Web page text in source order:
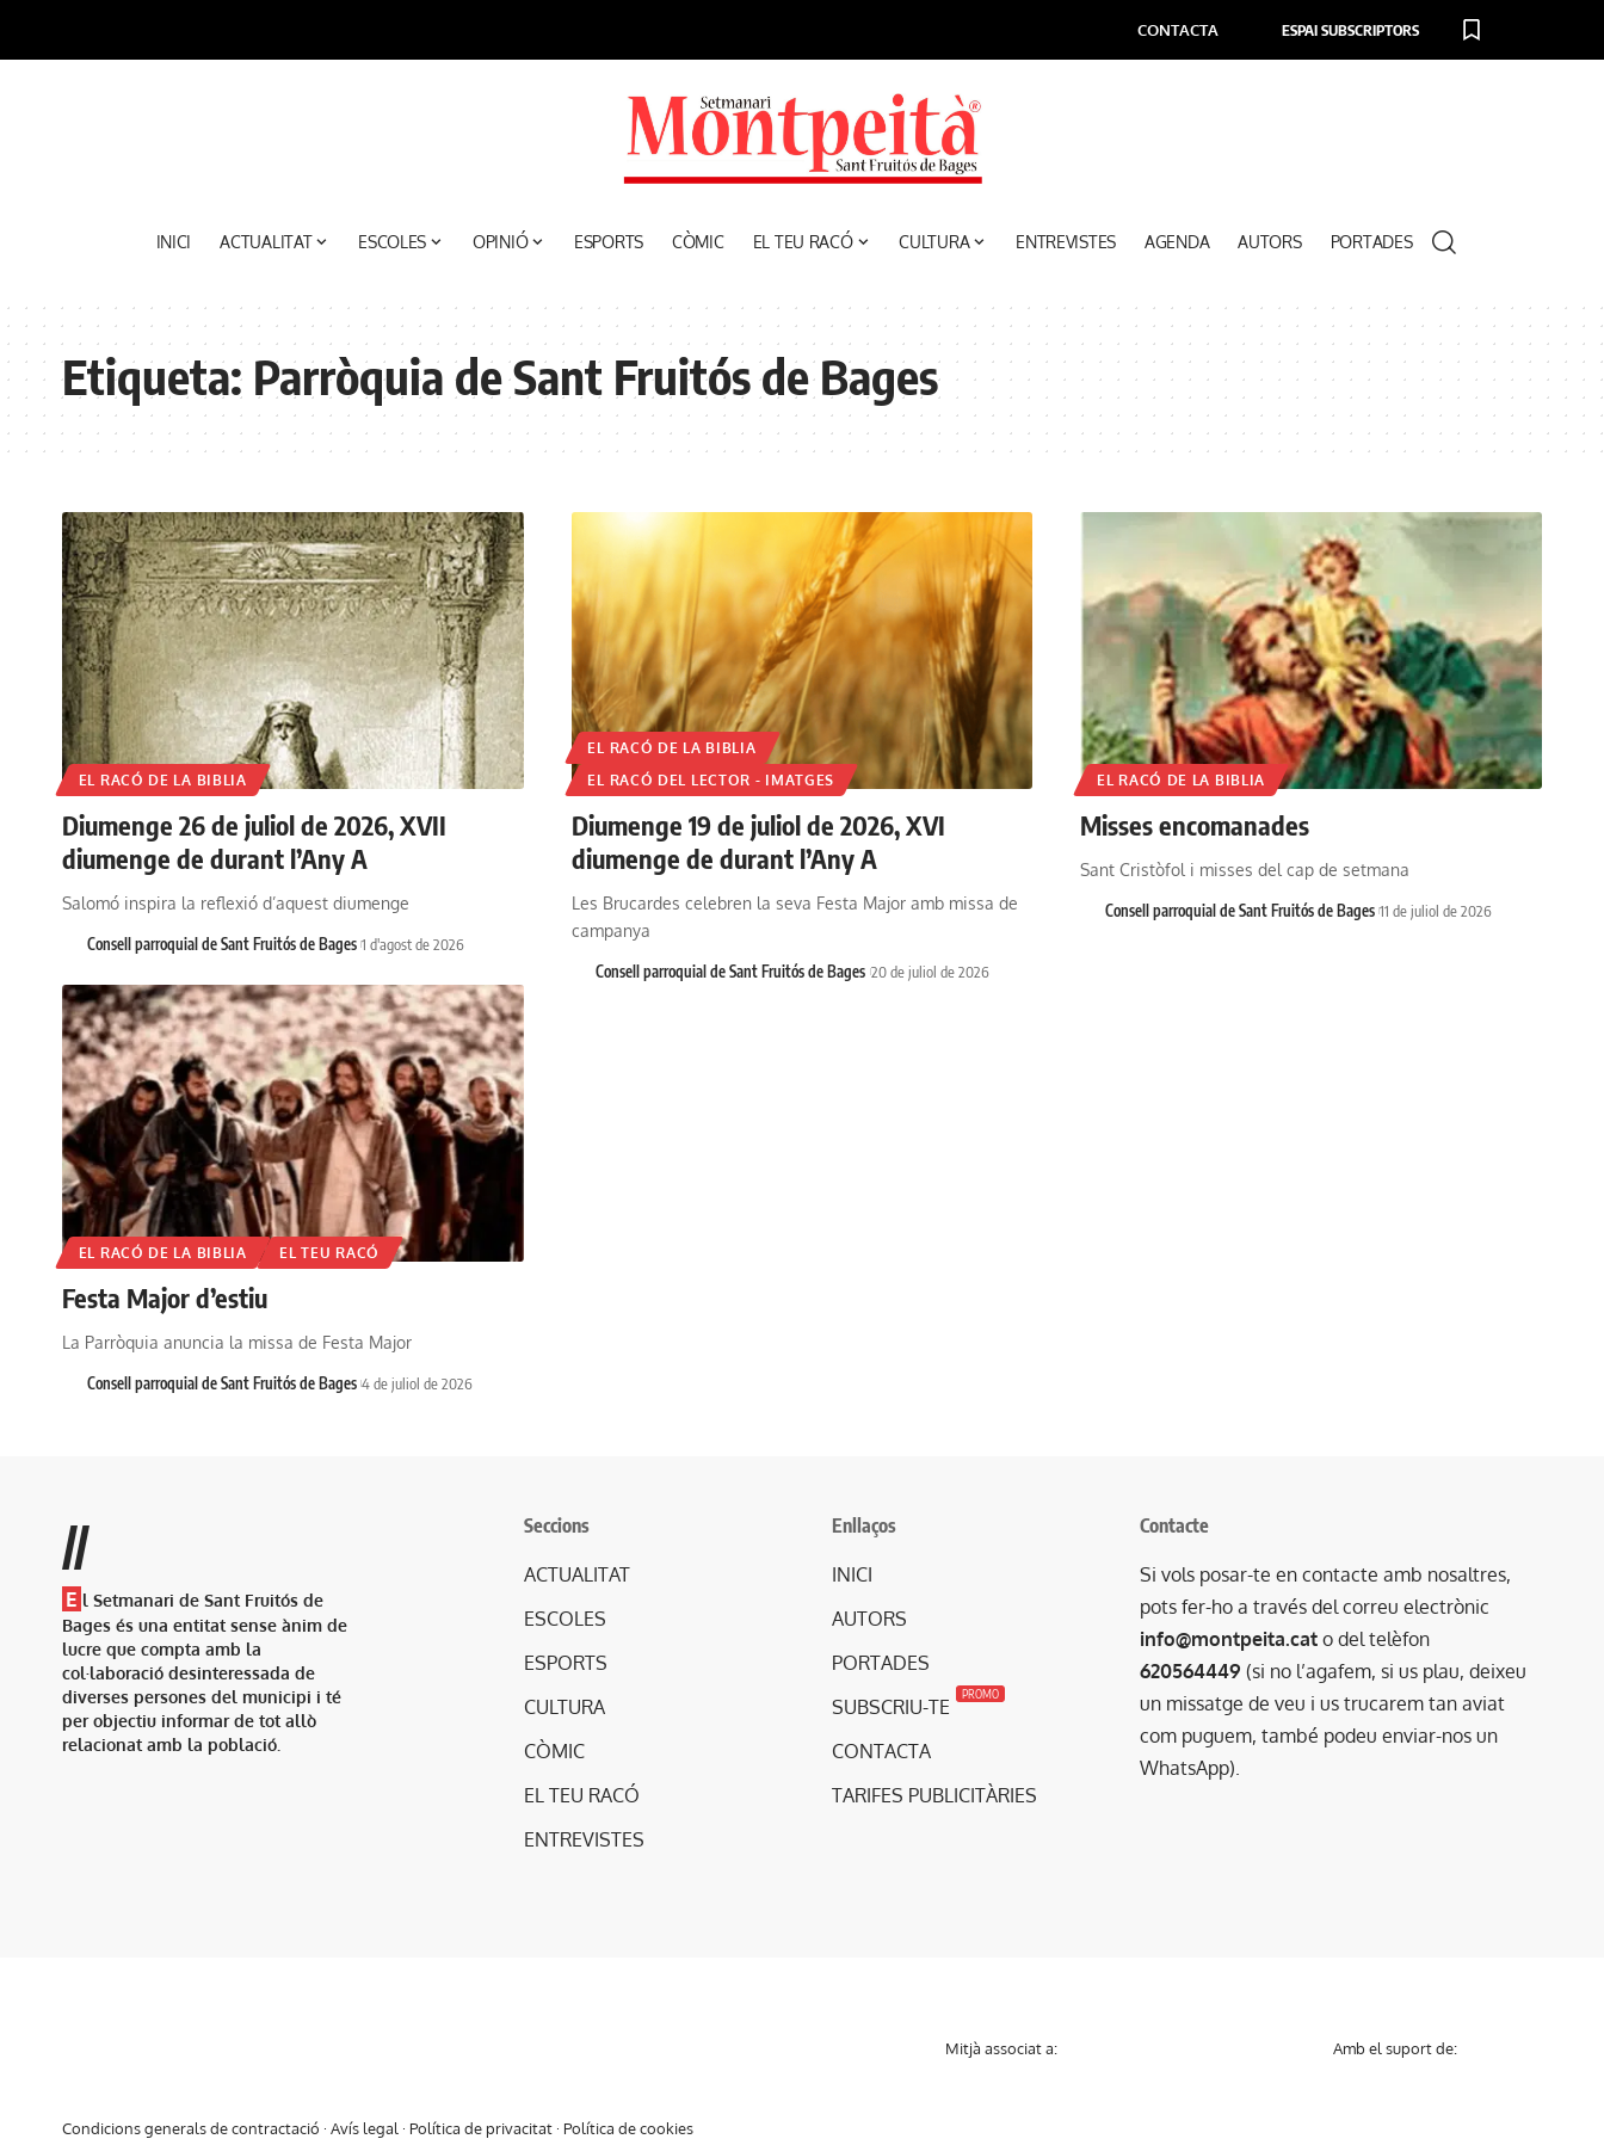
CONTACTA ESPAI SUBSCRIPTORS
INICI ACTUALITAT ESCOLES OPINIÓ ESPORTS CÒMIC EL TEU RACÓ CULTURA ENTREVISTES AGENDA AUTORS PORTADES
Etiqueta: Parròquia de Sant Fruitós de Bages
EL RACÓ DE LA BIBLIA
Diumenge 26 de juliol de 2026, XVII
diumenge de durant l’Any A
Salomó inspira la reflexió d’aquest diumenge
Consell parroquial de Sant Fruitós de Bages 1 d'agost de 2026
EL RACÓ DE LA BIBLIA
EL RACÓ DEL LECTOR - IMATGES
Diumenge 19 de juliol de 2026, XVI
diumenge de durant l’Any A
Les Brucardes celebren la seva Festa Major amb missa de
campanya
Consell parroquial de Sant Fruitós de Bages 20 de juliol de 2026
EL RACÓ DE LA BIBLIA
Misses encomanades
Sant Cristòfol i misses del cap de setmana
Consell parroquial de Sant Fruitós de Bages 11 de juliol de 2026
EL RACÓ DE LA BIBLIA EL TEU RACÓ
Festa Major d’estiu
La Parròquia anuncia la missa de Festa Major
Consell parroquial de Sant Fruitós de Bages 4 de juliol de 2026
//
E l Setmanari de Sant Fruitós de
Bages és una entitat sense ànim de
lucre que compta amb la
col·laboració desinteressada de
diverses persones del municipi i té
per objectiu informar de tot allò
relacionat amb la població.
Seccions
ACTUALITAT
ESCOLES
ESPORTS
CULTURA
CÒMIC
EL TEU RACÓ
ENTREVISTES
Enllaços
INICI
AUTORS
PORTADES
SUBSCRIU-TE
PROMO
CONTACTA
TARIFES PUBLICITÀRIES
Contacte
Si vols posar-te en contacte amb nosaltres,
pots fer-ho a través del correu electrònic
info@montpeita.cat o del telèfon
620564449 (si no l’agafem, si us plau, deixeu
un missatge de veu i us trucarem tan aviat
com puguem, també podeu enviar-nos un
WhatsApp).
Condicions generals de contractació · Avís legal · Política de privacitat · Política de cookies
Mitjà associat a: Amb el suport de: